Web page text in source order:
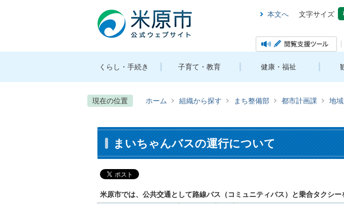
本文へ 文字サイズ
くらし・手続き 子育て・教育 健康・福祉
現在の位置 ホーム 組織から探す まち整備部 都市計画課 地
まいちゃんバスの運行について
米原市では、公共交通として路線バス（コミュニティバス）と乗合タクシー